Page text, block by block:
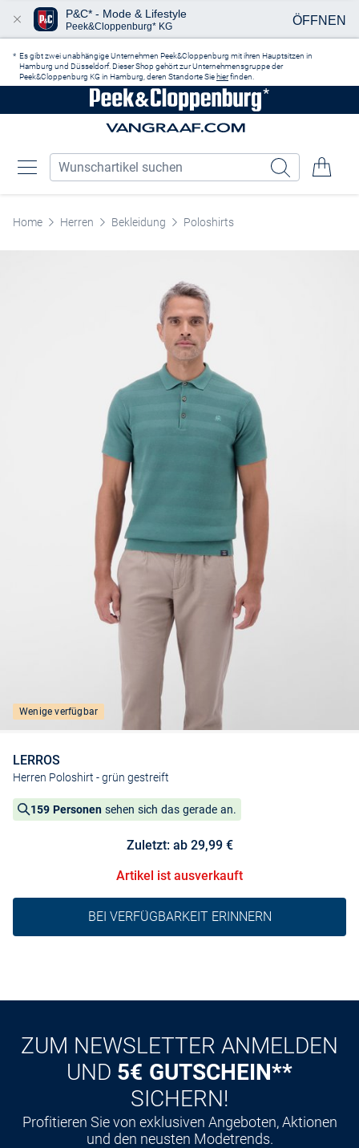
Es gibt zwei unabhängige Unternehmen Peek&Cloppenburg mit ihren Hauptsitzen in
Hamburg und Düsseldorf. Dieser Shop gehört zur Unternehmensgruppe der
Peek&Cloppenburg KG in Hamburg, deren Standorte Sie hierfinden.
Home Herren Bekleidung Poloshirts
Wenige verfügbar
LERROS
Herren Poloshirt - grün gestreift
159 Personen sehen sich das gerade an.
Zuletzt: ab 29,99 €
Artikel ist ausverkauft
BEI VERFÜGBARKEIT ERINNERN
ZUM NEWSLETTER ANMELDEN
UND 5€ GUTSCHEIN**
SICHERN!
Profitieren Sie von exklusiven Angeboten, Aktionen
und den neusten Modetrends.
P&C* - Mode & Lifestyle
Peek&Cloppenburg* KG ÖFFNEN